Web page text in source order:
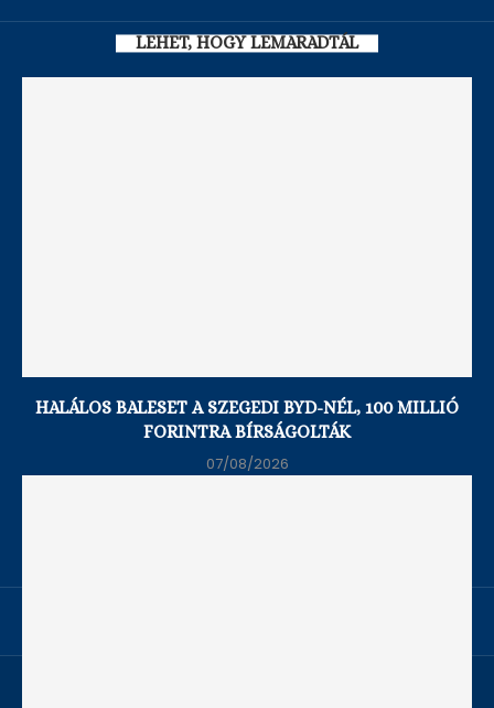
A következő három év lehet a legveszélyesebb:
Oroszország...
05/08/2026
LEHET, HOGY LEMARADTÁL
HALÁLOS BALESET A SZEGEDI BYD-NÉL, 100 MILLIÓ
FORINTRA BÍRSÁGOLTÁK
07/08/2026